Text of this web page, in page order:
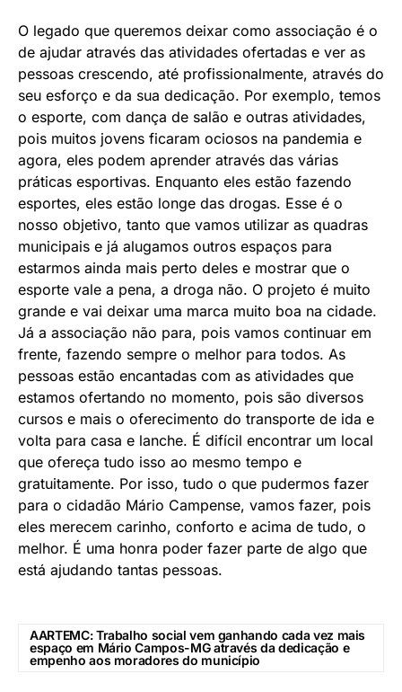
O legado que queremos deixar como associação é o
de ajudar através das atividades ofertadas e ver as
pessoas crescendo, até profissionalmente, através do
seu esforço e da sua dedicação. Por exemplo, temos
o esporte, com dança de salão e outras atividades,
pois muitos jovens ficaram ociosos na pandemia e
agora, eles podem aprender através das várias
práticas esportivas. Enquanto eles estão fazendo
esportes, eles estão longe das drogas. Esse é o
nosso objetivo, tanto que vamos utilizar as quadras
municipais e já alugamos outros espaços para
estarmos ainda mais perto deles e mostrar que o
esporte vale a pena, a droga não. O projeto é muito
grande e vai deixar uma marca muito boa na cidade.
Já a associação não para, pois vamos continuar em
frente, fazendo sempre o melhor para todos. As
pessoas estão encantadas com as atividades que
estamos ofertando no momento, pois são diversos
cursos e mais o oferecimento do transporte de ida e
volta para casa e lanche. É difícil encontrar um local
que ofereça tudo isso ao mesmo tempo e
gratuitamente. Por isso, tudo o que pudermos fazer
para o cidadão Mário Campense, vamos fazer, pois
eles merecem carinho, conforto e acima de tudo, o
melhor. É uma honra poder fazer parte de algo que
está ajudando tantas pessoas.
AARTEMC: Trabalho social vem ganhando cada vez mais
espaço em Mário Campos-MG através da dedicação e
empenho aos moradores do município